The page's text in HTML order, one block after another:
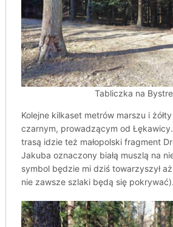
Tabliczka na
Kolejne kilkaset metrów marszu i
czarnym, prowadzącym od Łękawicy.
trasą idzie też małopolski fragment
Jakuba oznaczony białą muszlą na
symbol będzie mi dziś towarzyszył
nie zawsze szlaki będą się pokrywać).